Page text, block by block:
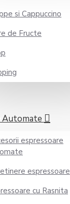
si Cappuccino
de Fructe
Automate
espressoare
espressoare
cu Rasnita